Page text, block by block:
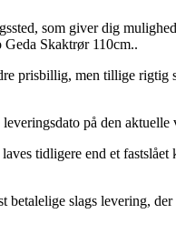
som giver dig
Skaktrør 110cm..
prisbillig, men tillige rigtig
på den aktuelle
tidligere end et fastslået
betalelige slags levering,